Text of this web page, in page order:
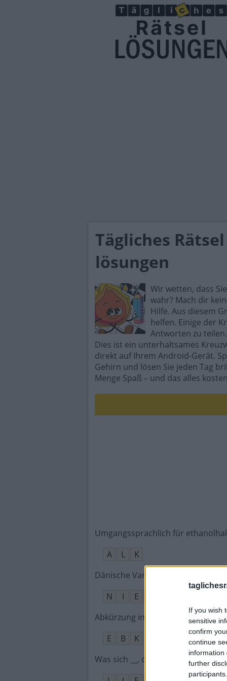
If you wish
sensitive
confirm
continue
information
further
Tägliches
lösungen
Wir wetten, dass
wahr? Mach dir
Hilfe. Aus diesem
helfen. Einige der
Antworten zu teilen.
Dies ist ein unterhaltsames
direkt auf Ihrem Android-Gerät.
Gehirn und lösen Sie jeden Tag
Menge Spaß – und das alles
Umgangssprachlich für
A
L
K
Dänische Variante von Nikolaus
N
I E
Abkürzung in
E
B
K
Was sich __, das neckt sich